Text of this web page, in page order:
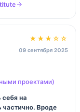
★★★☆☆
09 сентября 2025
проектами)
себя на
Вроде